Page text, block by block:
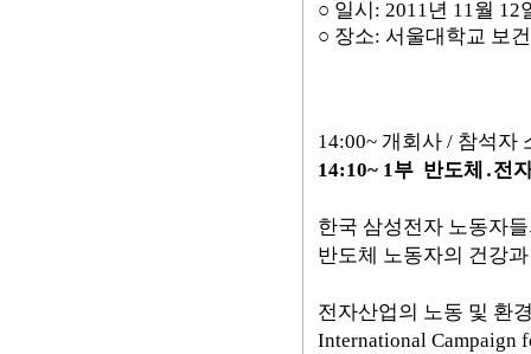
○ 일시: 2011년 11월 12
○ 장소: 서울대학교 보
14:00~ 개회사 / 참석자
14:10~ 1부 반도체․전
한국 삼성전자 노동자
반도체 노동자의 건강
전자산업의 노동 및 환
International Campaign